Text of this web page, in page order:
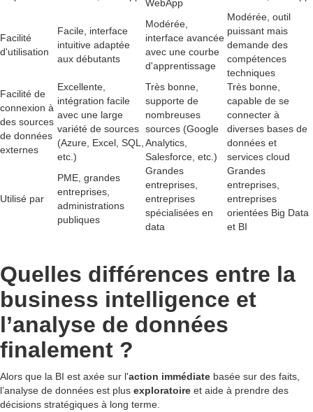
WebApp
Facilité
d'utilisation
Facile, interface
intuitive adaptée
aux débutants
Modérée,
interface avancée
avec une courbe
d'apprentissage
Modérée, outil
puissant mais
demande des
compétences
techniques
Facilité de
connexion à
des sources
de données
externes
Excellente,
intégration facile
avec une large
variété de sources
(Azure, Excel, SQL,
etc.)
Très bonne,
supporte de
nombreuses
sources (Google
Analytics,
Salesforce, etc.)
Très bonne,
capable de se
connecter à
diverses bases de
données et
services cloud
Utilisé par
PME, grandes
entreprises,
administrations
publiques
Grandes
entreprises,
entreprises
spécialisées en
data
Grandes
entreprises,
entreprises
orientées Big Data
et BI
Quelles différences entre la
business intelligence et
l’analyse de données
finalement ?
Alors que la BI est axée sur l'action immédiate basée sur des faits,
l’analyse de données est plus exploratoire et aide à prendre des
décisions stratégiques à long terme.